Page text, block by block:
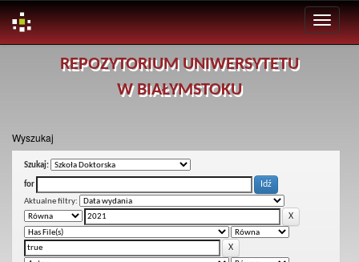
REPOZYTORIUM UNIWERSYTETU
W BIAŁYMSTOKU
Wyszukaj
Szukaj:
for
Aktualne filtry: